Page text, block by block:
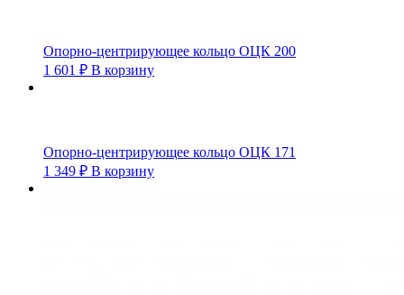
Опорно-центрирующее кольцо ОЦК 200
1 601 ₽ В корзину
Опорно-центрирующее кольцо ОЦК 171
1 349 ₽ В корзину